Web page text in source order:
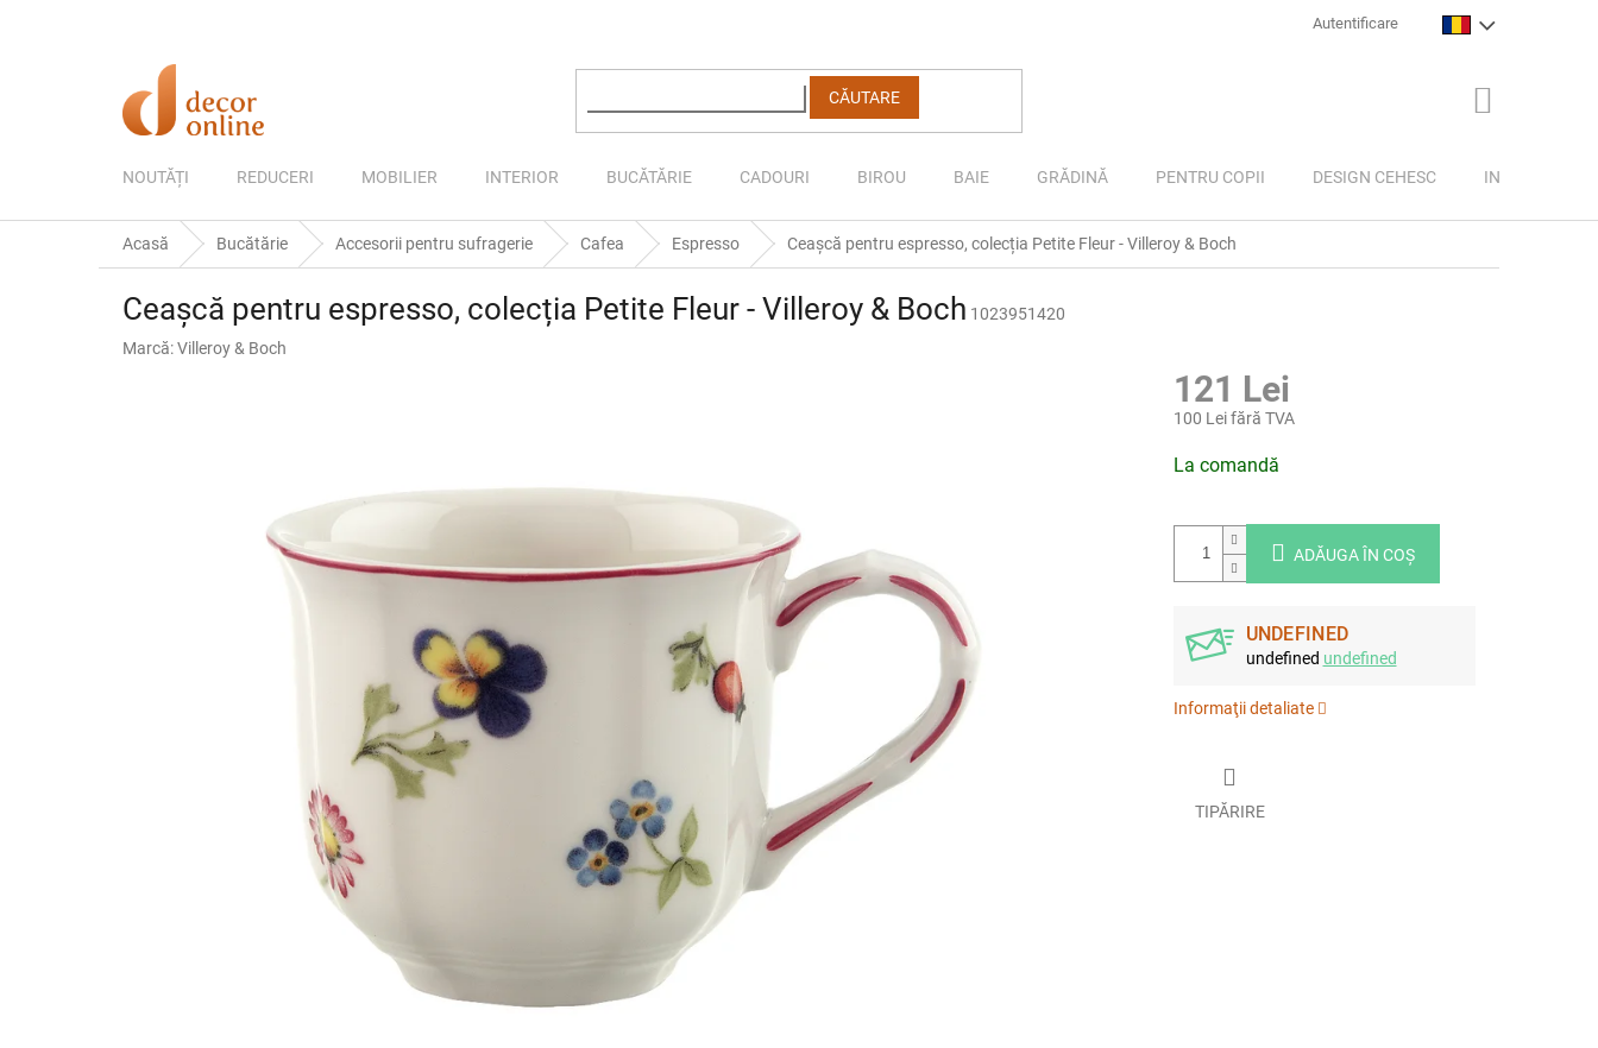
Autentificare
CĂUTARE
NOUTĂȚI REDUCERI MOBILIER INTERIOR BUCĂTĂRIE CADOURI BIROU BAIE GRĂDINĂ PENTRU COPII DESIGN CEHESC INSPIRAȚIE
Acasă Bucătărie Accesorii pentru sufragerie Cafea Espresso Ceașcă pentru espresso, colecția Petite Fleur - Villeroy & Boch
Ceașcă pentru espresso, colecția Petite Fleur - Villeroy & Boch 1023951420
Marcă:Villeroy & Boch
121 Lei
100 Lei fără TVA
preţ:
La comandă
ADĂUGA ÎN COŞ
UNDEFINED
undefined undefined
Informaţii detaliate
TIPĂRIRE